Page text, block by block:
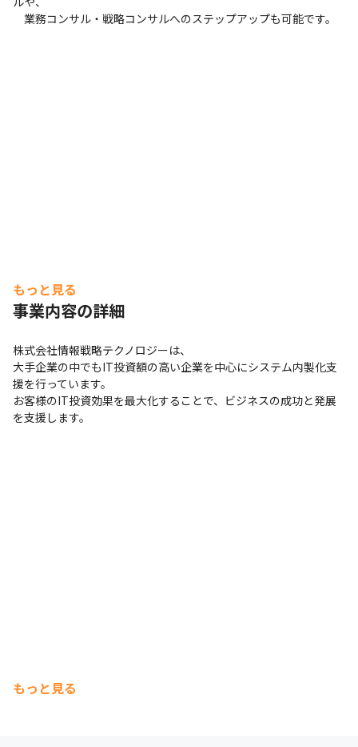
業務コンサル・戦略コンサルへのステップアップも可能です。
もっと見る
事業内容の詳細
株式会社情報戦略テクノロジーは、
大手企業の中でもIT投資額の高い企業を中心にシステム内製化支
援を行っています。
お客様のIT投資効果を最大化することで、ビジネスの成功と発展
を支援します。
もっと見る